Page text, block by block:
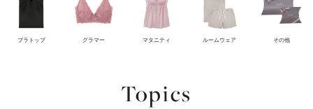
ブラトップ グラマー マタニティ ルームウェア その他
Topics